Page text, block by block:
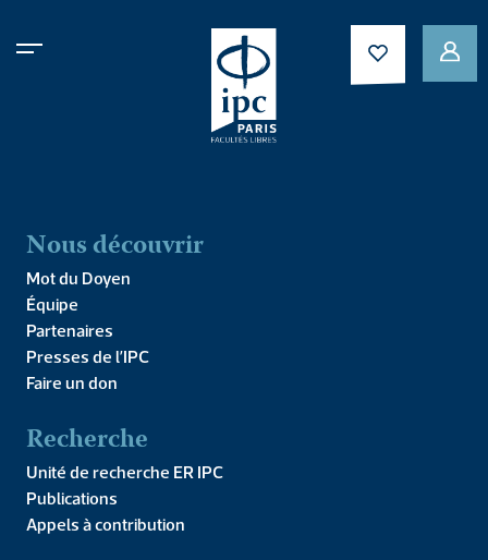
Nous découvrir
Mot du Doyen
Équipe
Partenaires
Presses de l’IPC
Faire un don
Recherche
Unité de recherche ER IPC
Publications
Appels à contribution
Doctrine sociale de
l’Eglise et management